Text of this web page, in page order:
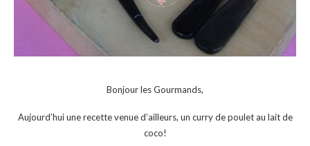
Bonjour les Gourmands,
Aujourd’hui une recette venue d’ailleurs, un curry de poulet au lait de
coco!